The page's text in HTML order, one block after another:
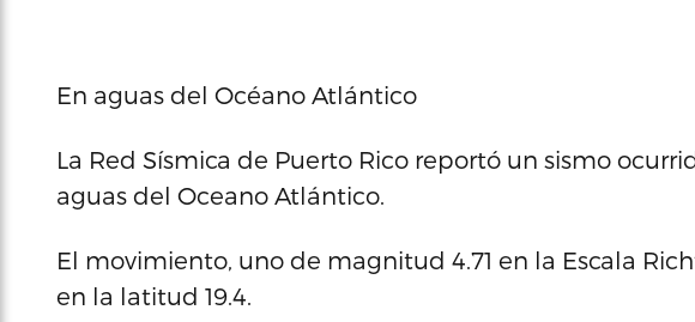
En aguas del Océano Atlántico
La Red Sísmica de Puerto Rico reportó un sismo
aguas del Oceano Atlántico.
El movimiento, uno de magnitud 4.71 en la Escala
en la latitud 19.4.